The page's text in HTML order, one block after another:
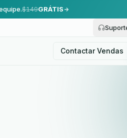
$149GRÁTIS
Contactar Vendas